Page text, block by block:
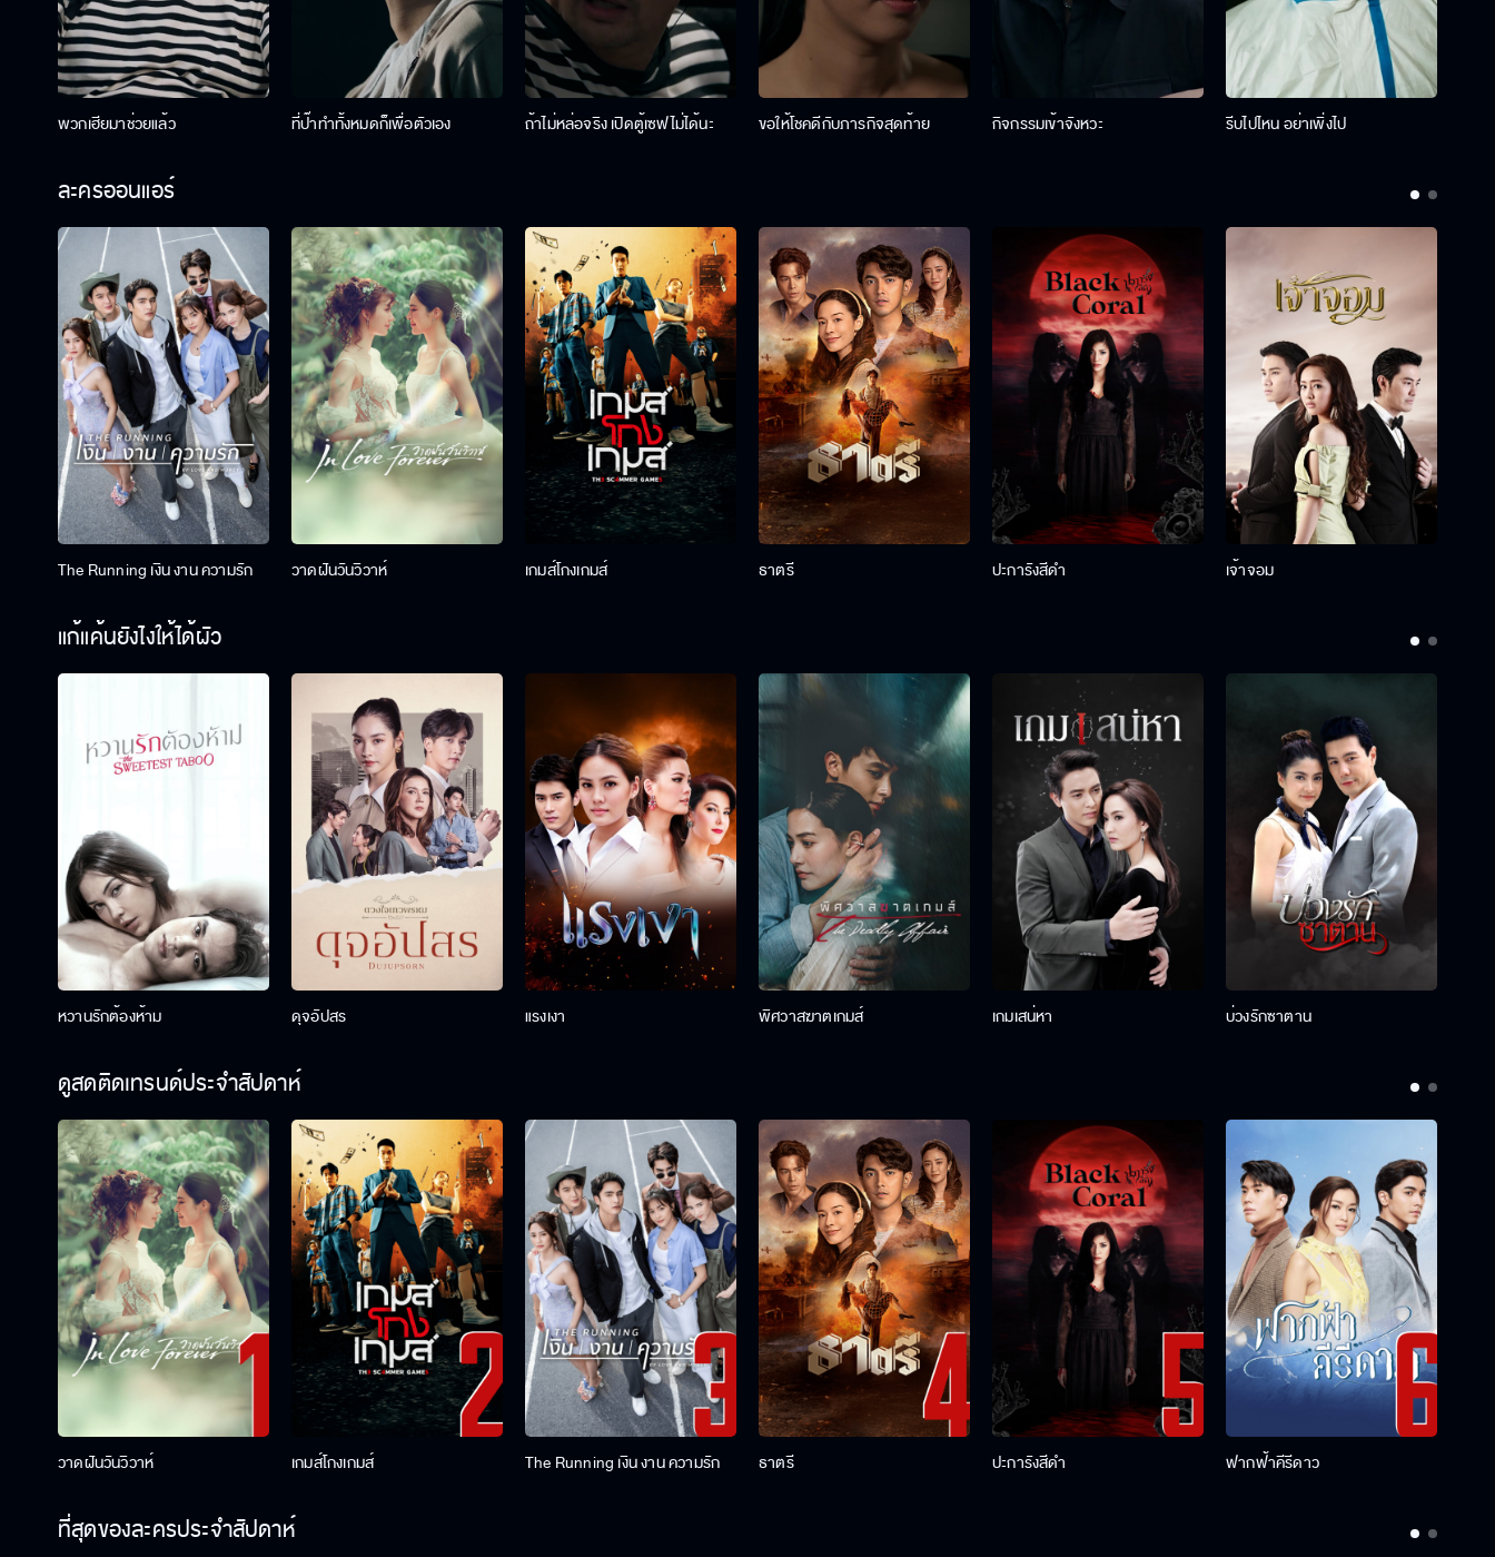
พวกเฮียมาช่วยแล้ว ที่ป๊าทำทั้งหมดก็เพื่อตัวเอง ถ้าไม่หล่อจริง เปิดตู้เซฟไม่ได้นะ ขอให้โชคดีกับภารกิจสุดท้าย กิจกรรมเข้าจังหวะ รีบไปไหน อย่าเพิ่งไป
ละครออนแอร์
The Running เงิน งาน ความรัก วาดฝันวันวิวาห์ เกมส์โกงเกมส์ ธาตรี ปะการังสีดำ เจ้าจอม
แก้แค้นยังไงให้ได้ผัว
หวานรักต้องห้าม ดุจอัปสร แรงเงา พิศวาสฆาตเกมส์ เกมเสน่หา บ่วงรักซาตาน
ดูสดติดเทรนด์ประจำสัปดาห์
วาดฝันวันวิวาห์ เกมส์โกงเกมส์ The Running เงิน งาน ความรัก ธาตรี ปะการังสีดำ ฟากฟ้าคีรีดาว
ที่สุดของละครประจำสัปดาห์